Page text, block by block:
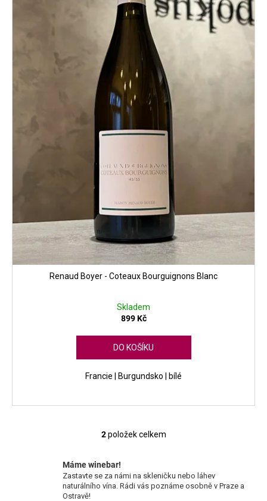
Renaud Boyer - Coteaux Bourguignons Blanc
Skladem
899 Kč
DO KOŠÍKU
Francie | Burgundsko | bílé
O
á
d
2položek celkem
Máme winebar!
Zastavte se za námi na skleničku nebo láhev
naturálního vína. Rádi vás poznáme osobně v Praze a
Ostravě!